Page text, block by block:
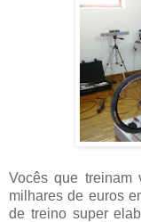
Vocês que treinam
milhares de euros
de treino super